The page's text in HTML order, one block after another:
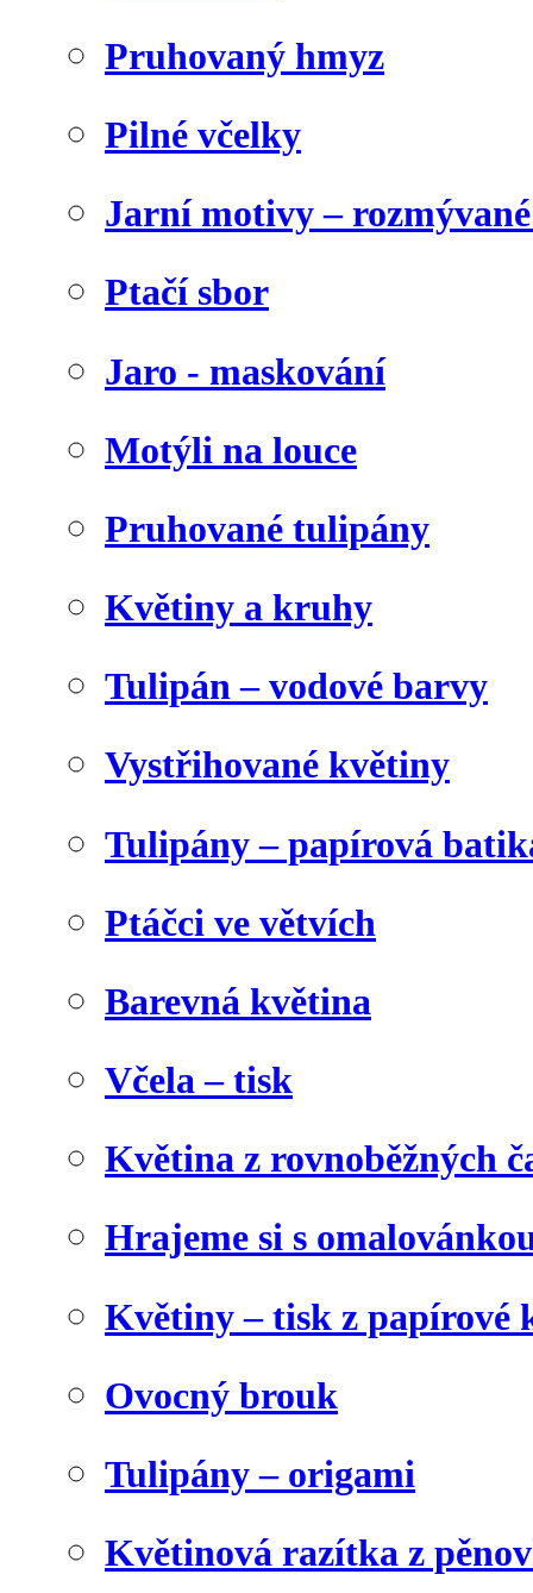
Pruhovaný hmyz
Pilné včelky
Jarní motivy –
Ptačí sbor
Jaro - maskování
Motýli na louce
Pruhované tulipány
Květiny a kruhy
Tulipán – vodové barvy
Vystřihované květiny
Tulipány – papírová
Ptáčci ve větvích
Barevná květina
Včela – tisk
Květina z rovnoběžných
Hrajeme si s
Květiny – tisk z papírové
Ovocný brouk
Tulipány – origami
Květinová razítka z